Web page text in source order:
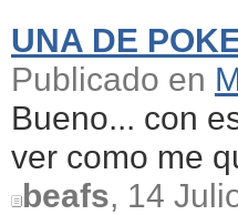
UNA DE
Publicado en
Bueno... con
ver como me
beafs, 14